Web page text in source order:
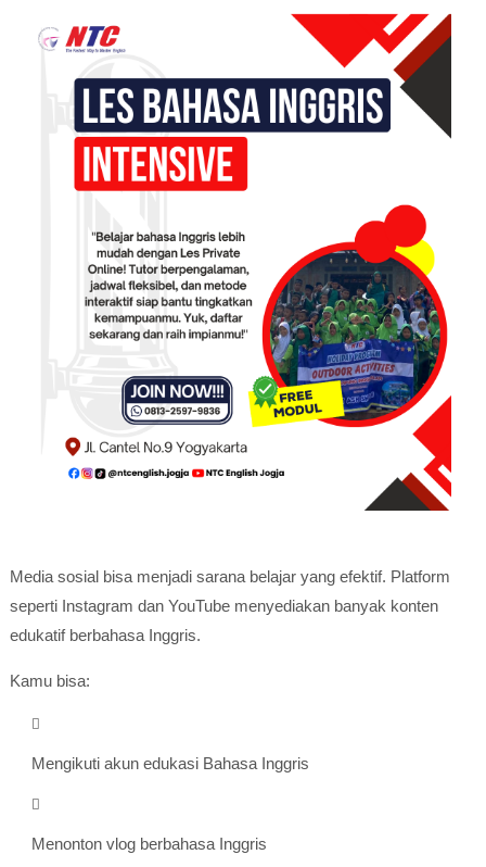
Media sosial bisa menjadi sarana belajar yang efektif. Platform
seperti Instagram dan YouTubemenyediakan banyak konten
edukatif berbahasa Inggris.
Kamu bisa:
Mengikuti akun edukasi Bahasa Inggris
Menonton vlog berbahasa Inggris